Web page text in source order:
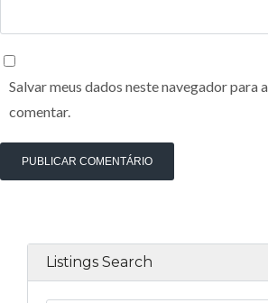
Salvar meus dados neste navegador para
comentar.
Listings Search